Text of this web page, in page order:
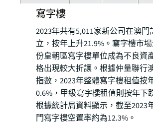
寫字樓
2023年共有5,011家新公司在澳門
立，按年上升21.9%。寫字樓市
份皇朝區寫字樓單位成為不良資
格出現較大折讓。根據仲量聯行
指數，2023年整體寫字樓租值按
0.6%，甲級寫字樓租值則按年下
根據統計局資料顯示，截至2023
門寫字樓空置率約為12.3%。